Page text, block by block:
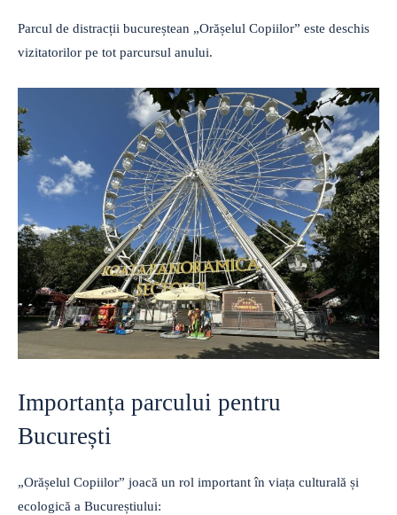
Parcul de distracții bucureștean „Orășelul Copiilor” este deschis
vizitatorilor pe tot parcursul anului.
Importanța parcului pentru
București
„Orășelul Copiilor” joacă un rol important în viața culturală și
ecologică a Bucureștiului: